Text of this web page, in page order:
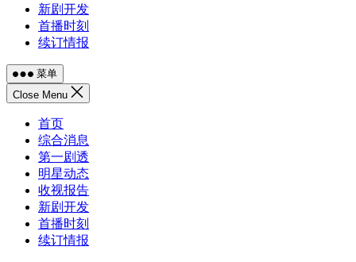
新剧开发
首播时刻
续订情报
菜单
Close Menu
首页
综合消息
第一剧透
明星动态
收视报告
新剧开发
首播时刻
续订情报